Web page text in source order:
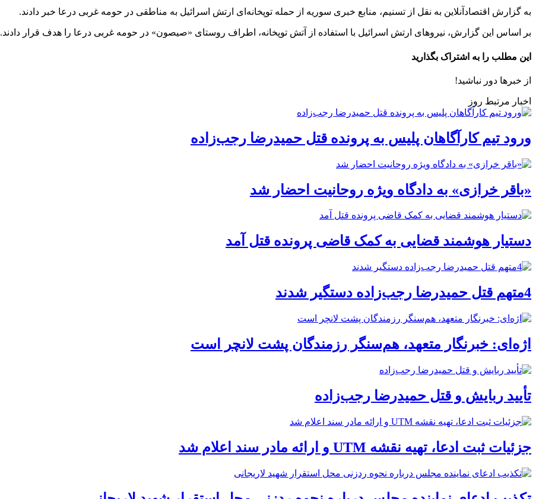
به گزارش اقتصادآنلاین به نقل از تسنیم، منابع خبری سوریه از حمله توپخانه‌ای ارتش اسرائیل به مناطقی در حومه غربی درعا خبر دادند.
بر اساس این گزارش، نیرو‌های ارتش اسرائیل با استفاده از آتش توپخانه، اطراف روستای «صیصون» در حومه غربی درعا را هدف قرار دادند.
این مطلب را به اشتراک بگذارید
از خبرها دور نباشید!
اخبار مرتبط روز
ورود تیم کارآگاهان پلیس به پرونده قتل حمیدرضا رجب‌زاده
«باقر خرازی» به دادگاه ویژه روحانیت احضار شد
دستیار هوشمند قضایی به کمک قاضی پرونده قتل آمد
4متهم قتل حمیدرضا رجب‌زاده دستگیر شدند
اژه‌ای: خبرنگار متعهد، هم‌سنگر رزمندگان پشت لانچر است
تأیید ربایش و قتل حمیدرضا رجب‌زاده
جزئیات ثبت ادعا، تهیه نقشه UTM و ارائه مادر سند اعلام شد